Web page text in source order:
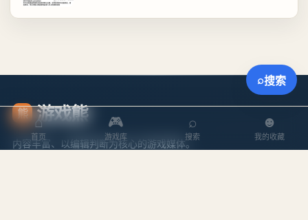
熊 游戏熊
内容丰富、以编辑判断为核心的游戏媒体。
⌂
首页
🎮
游戏库
⌕
搜索
☻
我的收藏
⌕搜索